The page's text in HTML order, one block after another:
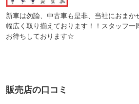
新車は勿論、中古車も是非、当社におまか
幅広く取り揃えております！！スタッフ一
お待ちしております☆
販売店の口コミ